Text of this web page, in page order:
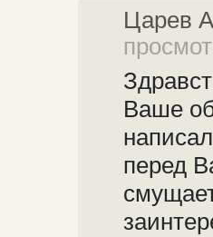
Царев
Ваше
перед